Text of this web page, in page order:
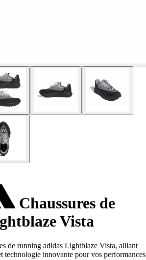
Chaussures de
Vista
de running adidas Lightblaze Vista, alliant
technologie innovante pour vos performances